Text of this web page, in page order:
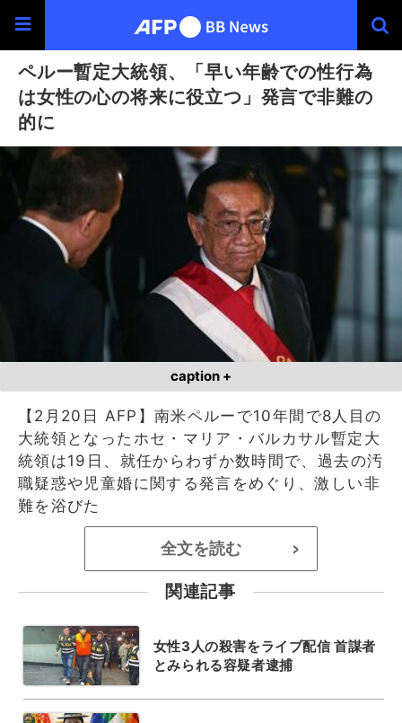
ペルー暫定大統領、「早い年齢での性行為
は女性の心の将来に役立つ」発言で非難の
的に
caption +
【2月20日 AFP】南米ペルーで10年間で8人目の
大統領となったホセ・マリア・バルカサル暫定大
統領は19日、就任からわずか数時間で、過去の汚
職疑惑や児童婚に関する発言をめぐり、激しい非
難を浴びた
全文を読む >
関連記事
女性3人の殺害をライブ配信 首謀者
とみられる容疑者逮捕